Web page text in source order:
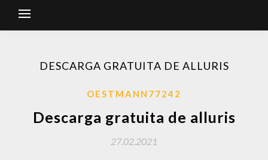
DESCARGA GRATUITA DE ALLURIS
OESTMANN77242
Descarga gratuita de alluris
27.02.2021